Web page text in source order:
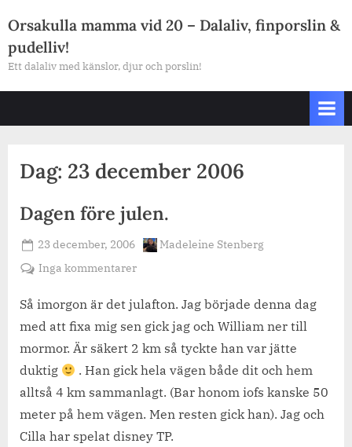
to
content
Orsakulla mamma vid 20 – Dalaliv, finporslin &
pudelliv!
Ett dalaliv med känslor, djur och porslin!
Dag: 23 december 2006
Dagen före julen.
Posted
on
23 december, 2006 By
Madeleine Stenberg
Inga kommentarertill
före
julen.
Så imorgon är det julafton. Jag började denna dag
med att fixa mig sen gick jag och William ner till
mormor. Är säkert 2 km så tyckte han var jätte
duktig
. Han gick hela vägen både dit och hem
alltså 4 km sammanlagt. (Bar honom iofs kanske 50
meter på hem vägen. Men resten gick han). Jag och
Cilla har spelat disney TP.